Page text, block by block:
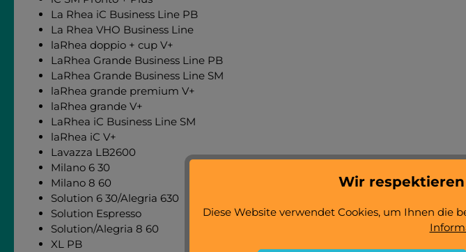
La Rhea iC Business Line PB
La Rhea VHO Business Line
laRhea doppio + cup V+
LaRhea Grande Business Line PB
LaRhea Grande Business Line SM
laRhea grande premium V+
laRhea grande V+
LaRhea iC Business Line SM
laRhea iC V+
Lavazza LB2600
Milano 6 30
Milano 8 60
Solution 6 30/Alegria 630
Solution Espresso
Solution/Alegria 8 60
XL PB
Wir
Diese Website verwendet Cookies, um Ihnen die